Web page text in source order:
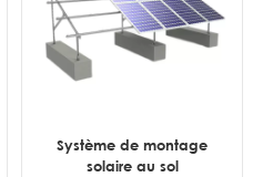
Système de montage
solaire au sol